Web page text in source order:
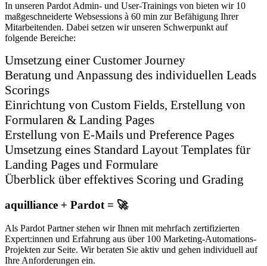
In unseren Pardot Admin- und User-Trainings von bieten wir 10
maßgeschneiderte Websessions à 60 min zur Befähigung Ihrer
Mitarbeitenden. Dabei setzen wir unseren Schwerpunkt auf
folgende Bereiche:
Umsetzung einer Customer Journey
Beratung und Anpassung des individuellen Leads
Scorings
Einrichtung von Custom Fields, Erstellung von
Formularen & Landing Pages
Erstellung von E-Mails und Preference Pages
Umsetzung eines Standard Layout Templates für
Landing Pages und Formulare
Überblick über effektives Scoring und Grading
aquilliance + Pardot = 🚀
Als Pardot Partner stehen wir Ihnen mit mehrfach zertifizierten
Expert:innen und Erfahrung aus über 100 Marketing-Automations-
Projekten zur Seite. Wir beraten Sie aktiv und gehen individuell auf
Ihre Anforderungen ein.